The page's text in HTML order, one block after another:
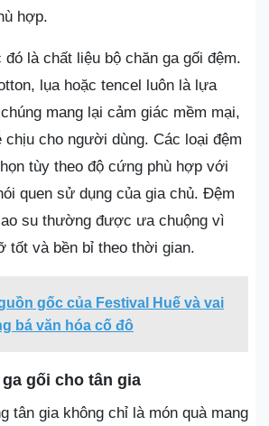
hợp.
là chất liệu bộ chăn ga gối đệm.
lụa hoặc tencel luôn là lựa
mang lại cảm giác mềm mại,
chịu cho người dùng. Các loại đệm
tùy theo độ cứng phù hợp với
quen sử dụng của gia chủ​. Đệm
su thường được ưa chuộng vì
tốt và bền bỉ theo thời gian​.
gốc của Festival Huế và vai
bá văn hóa cố đô
gối cho tân gia
tân gia không chỉ là món quà mang